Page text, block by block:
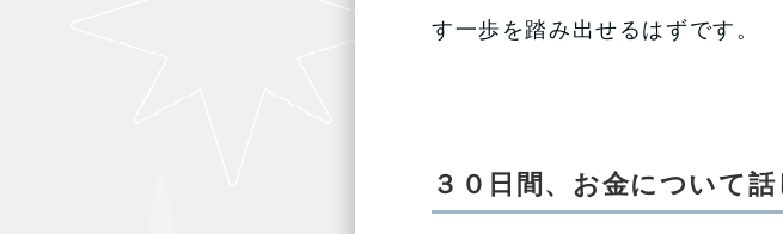
す一歩を踏み出せるはずです。
３０日間、お金について